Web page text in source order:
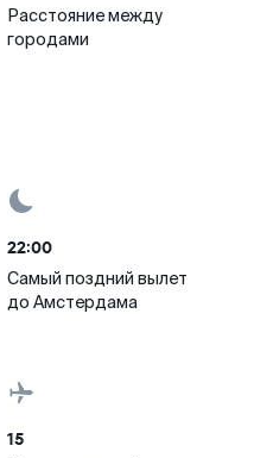
Расстояние между
городами
22:00
Самый поздний вылет
до Амстердама
15